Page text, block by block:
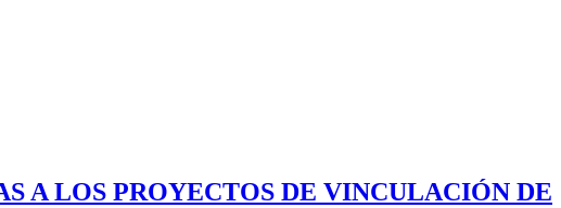
A LOS PROYECTOS DE VINCULACIÓN DE